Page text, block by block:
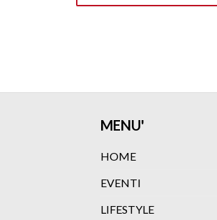
MENU'
HOME
EVENTI
LIFESTYLE